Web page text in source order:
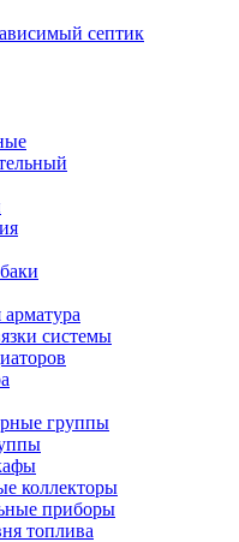
септик
системы
группы
коллекторы
приборы
топлива